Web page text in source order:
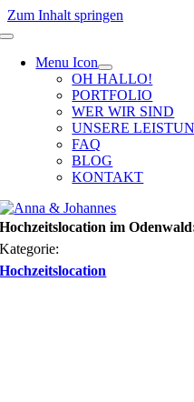
Zum Inhalt springen
Menu Icon
OH HALLO!
PORTFOLIO
WER WIR SIND
UNSERE
FAQ
BLOG
KONTAKT
Hochzeitslocation im
Kategorie:
Hochzeitslocation